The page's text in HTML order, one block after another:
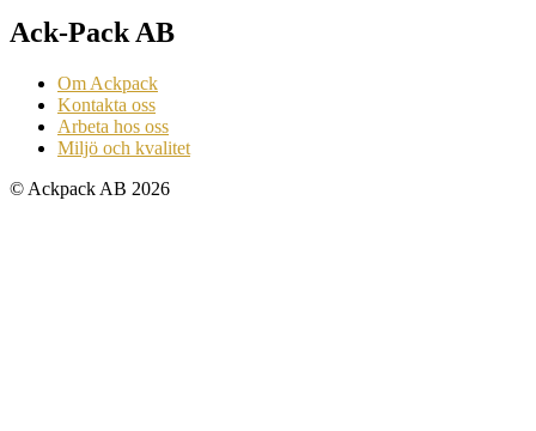
Ack-Pack AB
Om Ackpack
Kontakta oss
Arbeta hos oss
Miljö och kvalitet
© Ackpack AB 2026